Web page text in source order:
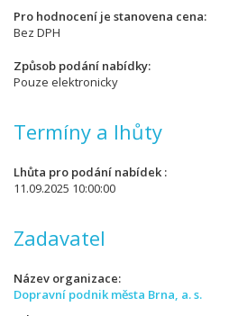
Pro hodnocení je stanovena cena
Bez DPH
Způsob podání nabídky
Pouze elektronicky
Termíny a lhůty
Lhůta pro podání nabídek
11.09.2025 10:00:00
Zadavatel
Název organizace
Dopravní podnik města Brna, a. s.